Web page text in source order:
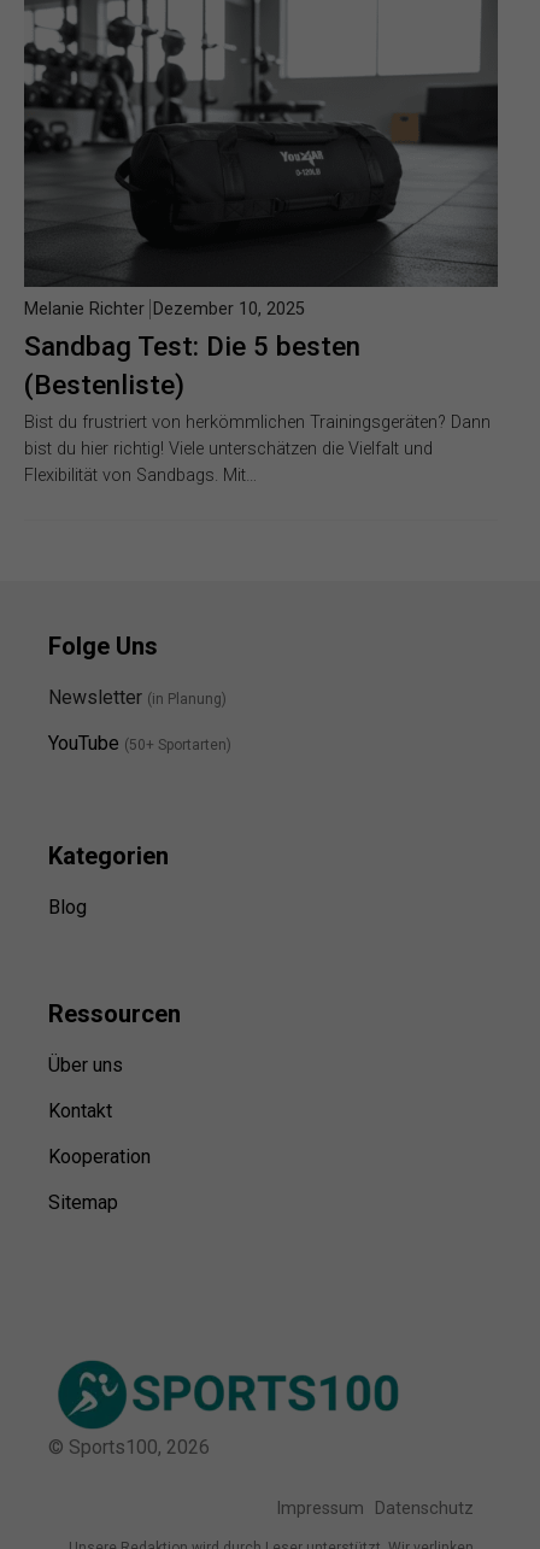
Sandbag Test: Die 5 besten
(Bestenliste)
Melanie Richter Dezember 10, 2025
Bist du frustriert von herkömmlichen Trainingsgeräten? Dann
bist du hier richtig! Viele unterschätzen die Vielfalt und
Flexibilität von Sandbags. Mit…
Folge Uns
Newsletter (in Planung)
YouTube (50+ Sportarten)
Kategorien
Blog
Ressourcen
Über uns
Kontakt
Kooperation
Sitemap
© Sports100, 2026
Impressum Datenschutz